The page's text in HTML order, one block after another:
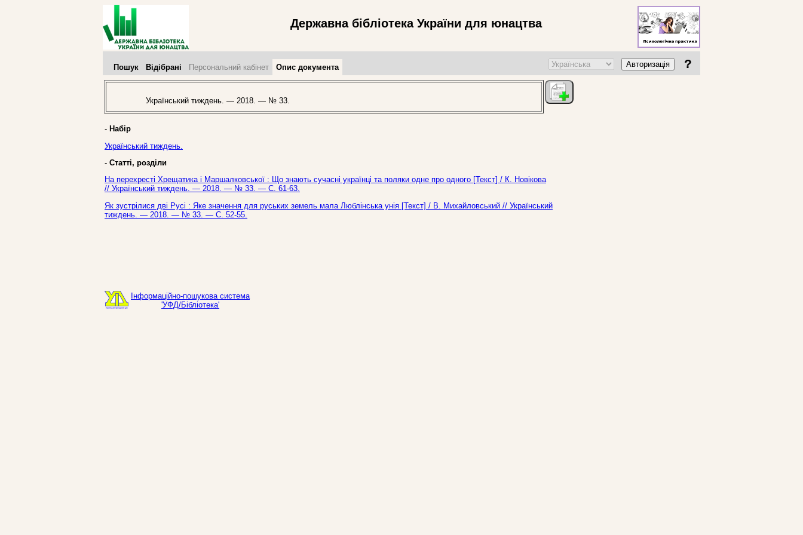
Державна бібліотека України для юнацтва
Пошук Відібрані Персональний кабінет Опис документа Авторизація ?
Український тиждень. — 2018. — № 33.
- Набір
Український тиждень.
- Статті, розділи
На перехресті Хрещатика і Маршалковської : Що знають сучасні українці та поляки одне про одного [Текст] / К. Новікова
// Український тиждень. — 2018. — № 33. — С. 61-63.
Як зустрілися дві Русі : Яке значення для руських земель мала Люблінська унія [Текст] / В. Михайловський // Український
тиждень. — 2018. — № 33. — С. 52-55.
Інформаційно-пошукова система
'УФД/Бібліотека'